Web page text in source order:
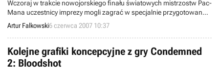
Wczoraj w trakcie nowojorskiego finału światowych mistrzostw Pac-
Mana uczestnicy imprezy mogli zagrać w specjalnie przygotowaną
na tę okazję grę: Pac-Man Championship Edition. Produkcja została
opracowana pod okiem Toru Iwataniego, twórcy tej bestsellerowej
gry sprzed 26 lat. Od dzisiaj nowy Pac-Man jest dostępny do
pobrania dla posiadaczy X360 za pośrednictwem Xbox Live Arcade.
Artur Falkowski6 czerwca 2007 10:37
Kolejne grafiki koncepcyjne z gry Condemned
2: Bloodshot